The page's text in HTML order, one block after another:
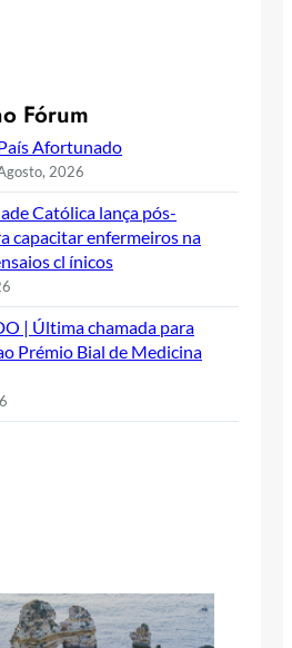
Fórum
Afortunado
2026
Católica lança pós-
capacitar enfermeiros na
cl ínicos
| Última chamada para
Prémio Bial de Medicina